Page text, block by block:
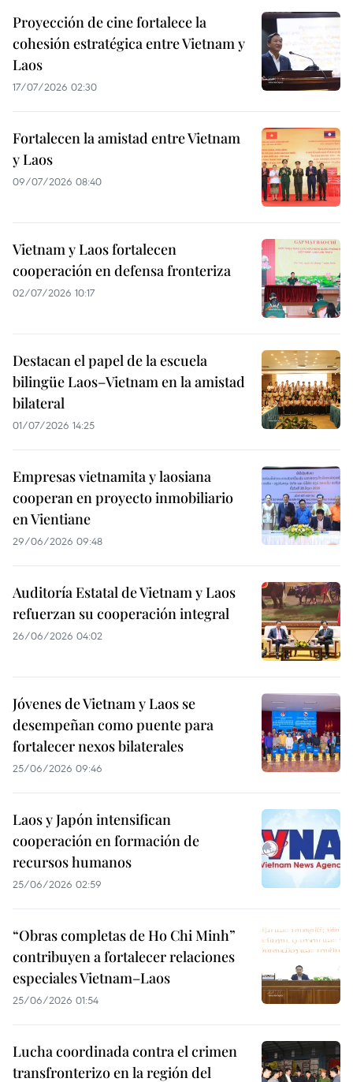
Proyección de cine fortalece la
cohesión estratégica entre Vietnam y
Laos
17/07/2026 02:30
Fortalecen la amistad entre Vietnam
y Laos
09/07/2026 08:40
Vietnam y Laos fortalecen
cooperación en defensa fronteriza
02/07/2026 10:17
Destacan el papel de la escuela
bilingüe Laos–Vietnam en la amistad
bilateral
01/07/2026 14:25
Empresas vietnamita y laosiana
cooperan en proyecto inmobiliario
en Vientiane
29/06/2026 09:48
Auditoría Estatal de Vietnam y Laos
refuerzan su cooperación integral
26/06/2026 04:02
Jóvenes de Vietnam y Laos se
desempeñan como puente para
fortalecer nexos bilaterales
25/06/2026 09:46
Laos y Japón intensifican
cooperación en formación de
recursos humanos
25/06/2026 02:59
“Obras completas de Ho Chi Minh”
contribuyen a fortalecer relaciones
especiales Vietnam–Laos
25/06/2026 01:54
Lucha coordinada contra el crimen
transfronterizo en la región del